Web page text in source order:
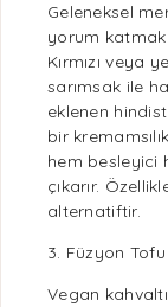
Geleneksel
yorum
Kırmızı veya
sarımsak ile
eklenen
bir
hem besleyici
çıkarır.
alternatiftir.
3. Füzyon
Vegan